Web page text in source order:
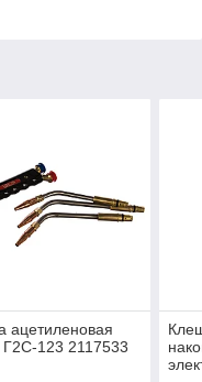
ацетиленовая
Г2С-123 2117533